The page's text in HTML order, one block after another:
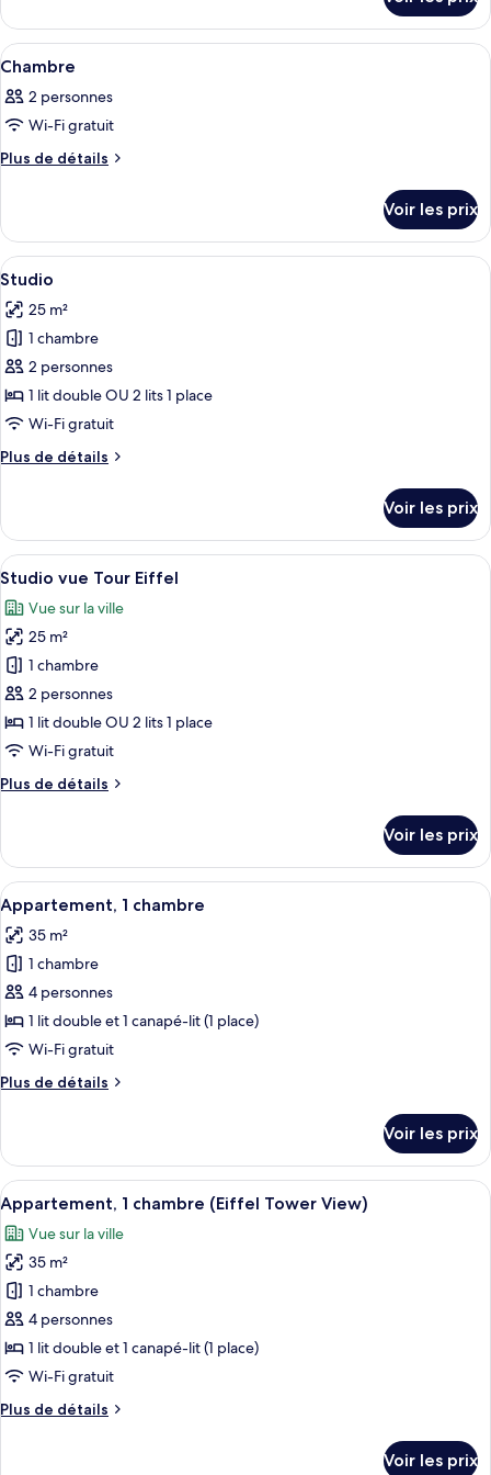
de
chambre :
Chambre
le
type
de
Chambre
Afficher
toutes
les
photos
pour
de
chambre :
Chambre
Une chambre d’hôtel comprenant
15
Chambre
2 personnes
Wi-Fi gratuit
Plus de détails
Plus
le
type
de
Chambre
Voir les prix
Afficher
toutes
les
photos
pour
ce
type
chambre :
Studio | Literie de qualité
5
Studio
25 m²
1 chambre
2 personnes
1 lit double OU 2 lits 1 place
Wi-Fi gratuit
Plus de détails
Plus
le
type
de
Studio
Voir les prix
Afficher
toutes
les
photos
pour
ce
type
de
chambre :
Studio
Eiffel
Une chambre d’hôtel avec un
6
Studio vue Tour Eiffel
Vue sur la ville
25 m²
1 chambre
2 personnes
1 lit double OU 2 lits 1 place
Wi-Fi gratuit
Plus de détails
Plus
le
type
de
chambre
Studio
vue
Tour
Eiffel
Voir les prix
Afficher
toutes
les
photos
pour
ce
type
chambre :
chambre
Une chambre d’hôtel avec un
5
Appartement, 1 chambre
35 m²
1 chambre
4 personnes
1 lit double et 1 canapé-lit (1 place)
Wi-Fi gratuit
Plus de détails
Plus
le
type
de
chambre
Appartement,
chambre
Voir les prix
Afficher
toutes
les
photos
pour
ce
type
de
chambre :
Appartement,
Une cuisine moderne offrant une
7
Appartement, 1 chambre (Eiffel Tower View)
Vue sur la ville
35 m²
1 chambre
4 personnes
1 lit double et 1 canapé-lit (1 place)
Wi-Fi gratuit
Plus de détails
Plus
Voir les prix